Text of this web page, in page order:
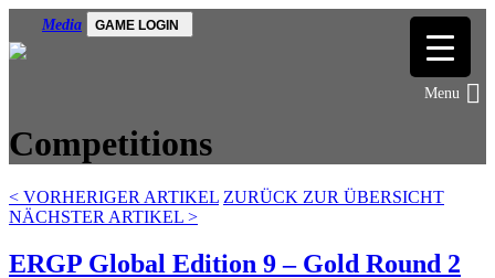
Media GAME LOGIN
Competitions
< VORHERIGER ARTIKEL ZURÜCK ZUR ÜBERSICHT
NÄCHSTER ARTIKEL >
ERGP Global Edition 9 – Gold Round 2